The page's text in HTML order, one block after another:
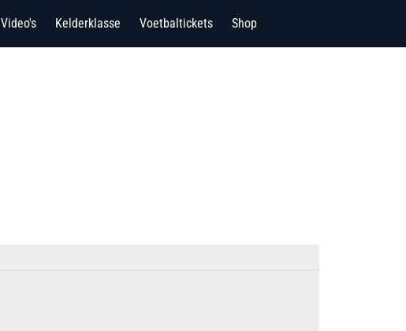
Video's Kelderklasse Voetbaltickets Shop